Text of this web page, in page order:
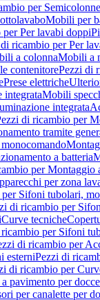
per Semicolonne
Mobili per
Per lavabi doppi
ricambio per Per
a colonnaMobili a
contenitorePezzi di
Prese elettriche
integrataMobili
integrata
di ricambio per
tramite
a batteria
per Montaggio
per zona
Sifoni tubolari,
di ricambio per
Curve tecniche
per Sifoni
di ricambio per
esterniPezzi di
di ricambio per
pavimento per docce
per canalette per